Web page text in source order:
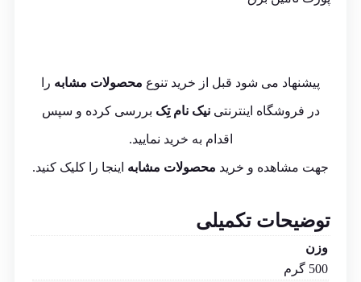
پیشنهاد می شود قبل از خرید تنوع محصولات مشابه را
در فروشگاه اینترنتینیک نام تِک بررسی کرده و سپس
اقدام به خرید نمایید.
جهت مشاهده و خرید محصولات مشابه اینجا را کلیک کنید.
توضیحات تکمیلی
وزن
500 گرم